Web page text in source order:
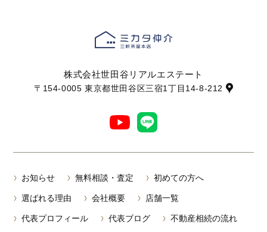
株式会社世田谷リアルエステート
〒154-0005 東京都世田谷区三宿1丁目14-8-212
お知らせ 無料相談・査定 初めての方へ
選ばれる理由 会社概要 店舗一覧
代表プロフィール 代表ブログ 不動産相続の流れ